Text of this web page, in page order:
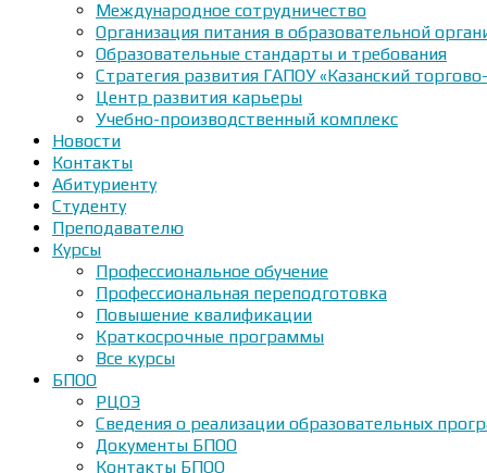
Международное сотрудничество
Организация питания в образовательной
Образовательные стандарты и требования
Стратегия развития ГАПОУ «Казанский
Центр развития карьеры
Учебно-производственный комплекс
Новости
Контакты
Абитуриенту
Студенту
Преподавателю
Курсы
Профессиональное обучение
Профессиональная переподготовка
Повышение квалификации
Краткосрочные программы
Все курсы
БПОО
РЦОЭ
Сведения о реализации образовательных
Документы БПОО
Контакты БПОО